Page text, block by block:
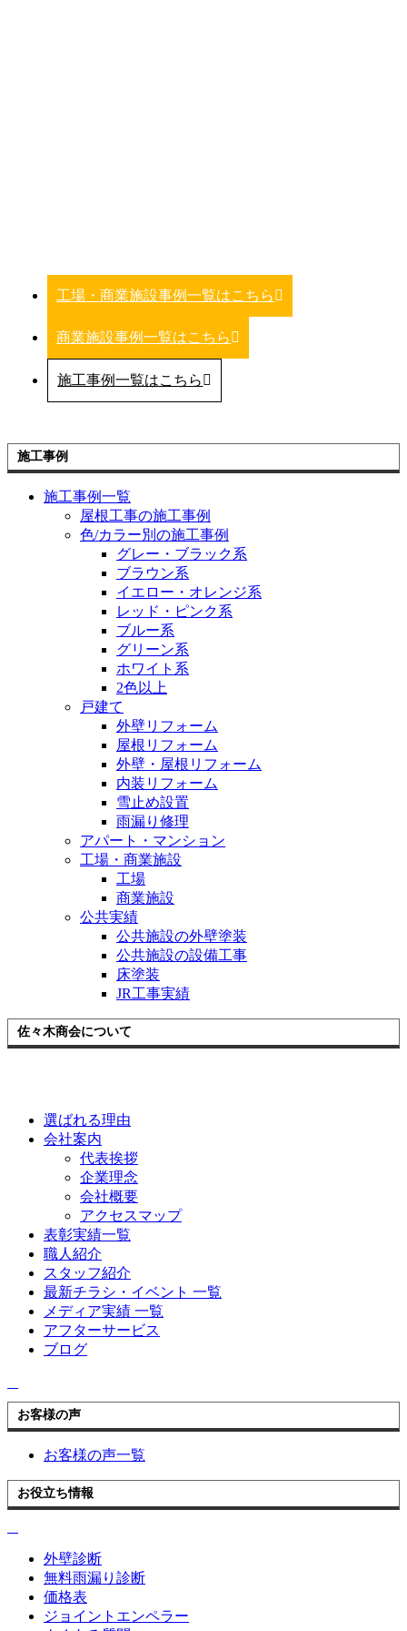
工場・商業施設事例一覧はこちら
商業施設事例一覧はこちら
施工事例一覧はこちら
施工事例
施工事例一覧
屋根工事の施工事例
色/カラー別の施工事例
グレー・ブラック系
ブラウン系
イエロー・オレンジ系
レッド・ピンク系
ブルー系
グリーン系
ホワイト系
2色以上
戸建て
外壁リフォーム
屋根リフォーム
外壁・屋根リフォーム
内装リフォーム
雪止め設置
雨漏り修理
アパート・マンション
工場・商業施設
工場
商業施設
公共実績
公共施設の外壁塗装
公共施設の設備工事
床塗装
JR工事実績
佐々木商会について
選ばれる理由
会社案内
代表挨拶
企業理念
会社概要
アクセスマップ
表彰実績一覧
職人紹介
スタッフ紹介
最新チラシ・イベント 一覧
メディア実績 一覧
アフターサービス
ブログ
お客様の声
お客様の声一覧
お役立ち情報
外壁診断
無料雨漏り診断
価格表
ジョイントエンペラー